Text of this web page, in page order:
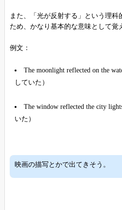
また、「光が反射する」という理
ため、かなり基本的な意味として覚
例文：
The moonlight reflected on the
していた）
The window reflected the city
いた）
映画の描写とかで出てきそう。